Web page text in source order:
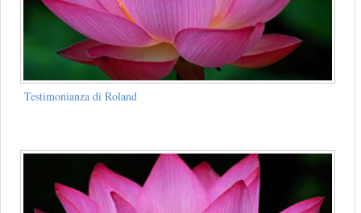
Testimonianza di Roland